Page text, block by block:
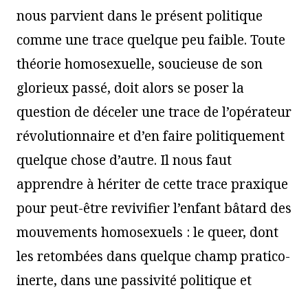
nous parvient dans le présent politique
comme une trace quelque peu faible. Toute
théorie homosexuelle, soucieuse de son
glorieux passé, doit alors se poser la
question de déceler une trace de l’opérateur
révolutionnaire et d’en faire politiquement
quelque chose d’autre. Il nous faut
apprendre à hériter de cette trace praxique
pour peut-être revivifier l’enfant bâtard des
mouvements homosexuels : le queer, dont
les retombées dans quelque champ pratico-
inerte, dans une passivité politique et